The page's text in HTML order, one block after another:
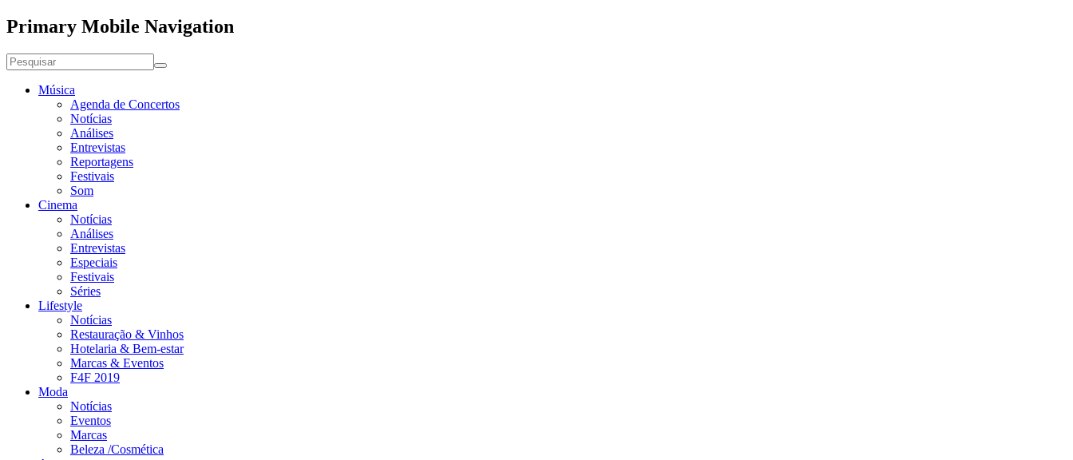
Primary Mobile Navigation
Música
Agenda de Concertos
Notícias
Análises
Entrevistas
Reportagens
Festivais
Som
Cinema
Notícias
Análises
Entrevistas
Especiais
Festivais
Séries
Lifestyle
Notícias
Restauração & Vinhos
Hotelaria & Bem-estar
Marcas & Eventos
F4F 2019
Moda
Notícias
Eventos
Marcas
Beleza /Cosmética